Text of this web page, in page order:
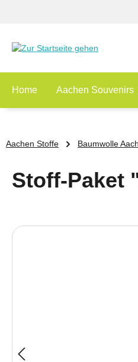
Home Aachen Souvenirs
Aachen Stoffe Baumwolle
Stoff-Paket
Bildergalerie überspringen